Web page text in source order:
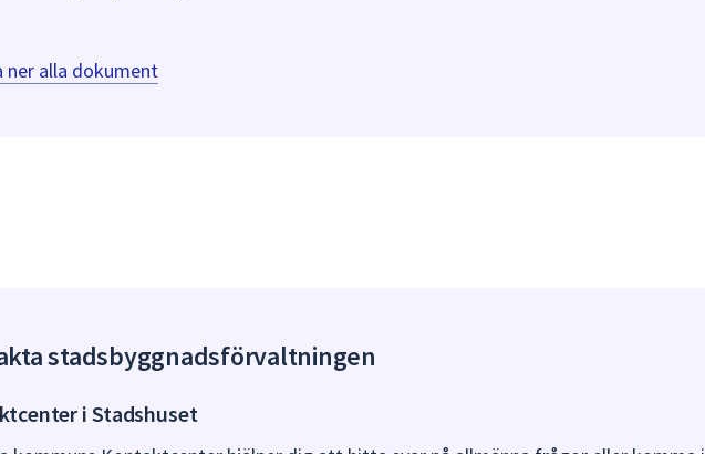
ner alla dokument
stadsbyggnadsförvaltningen
i Stadshuset